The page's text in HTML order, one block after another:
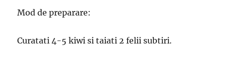
Mod de preparare:
Curatati 4-5 kiwi si taiati 2 felii subtiri.